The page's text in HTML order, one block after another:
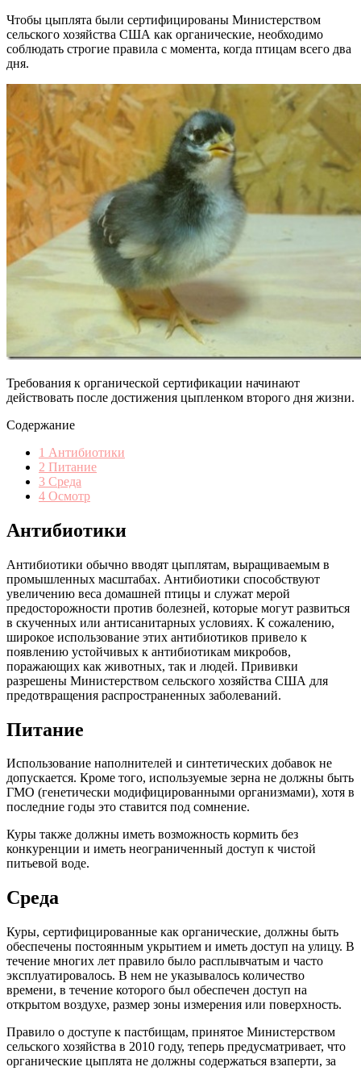
Чтобы цыплята были сертифицированы Министерством
сельского хозяйства США как органические, необходимо
соблюдать строгие правила с момента, когда птицам всего два
дня.
Требования к органической сертификации начинают
действовать после достижения цыпленком второго дня жизни.
Содержание
1 Антибиотики
2 Питание
3 Среда
4 Осмотр
Антибиотики
Антибиотики обычно вводят цыплятам, выращиваемым в
промышленных масштабах. Антибиотики способствуют
увеличению веса домашней птицы и служат мерой
предосторожности против болезней, которые могут развиться
в скученных или антисанитарных условиях. К сожалению,
широкое использование этих антибиотиков привело к
появлению устойчивых к антибиотикам микробов,
поражающих как животных, так и людей. Прививки
разрешены Министерством сельского хозяйства США для
предотвращения распространенных заболеваний.
Питание
Использование наполнителей и синтетических добавок не
допускается. Кроме того, используемые зерна не должны быть
ГМО (генетически модифицированными организмами), хотя в
последние годы это ставится под сомнение.
Куры также должны иметь возможность кормить без
конкуренции и иметь неограниченный доступ к чистой
питьевой воде.
Среда
Куры, сертифицированные как органические, должны быть
обеспечены постоянным укрытием и иметь доступ на улицу. В
течение многих лет правило было расплывчатым и часто
эксплуатировалось. В нем не указывалось количество
времени, в течение которого был обеспечен доступ на
открытом воздухе, размер зоны измерения или поверхность.
Правило о доступе к пастбищам, принятое Министерством
сельского хозяйства в 2010 году, теперь предусматривает, что
органические цыплята не должны содержаться взаперти, за